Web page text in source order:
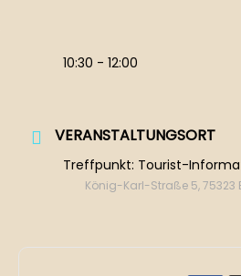
10:30 - 12:00
VERANSTALTUNGSORT
Treffpunkt: Tourist-
König-Karl-Straße 5,